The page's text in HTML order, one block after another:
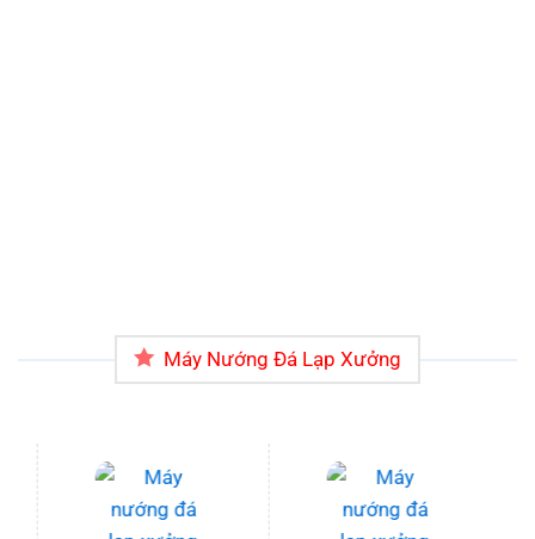
Máy Nướng Đá Lạp Xưởng